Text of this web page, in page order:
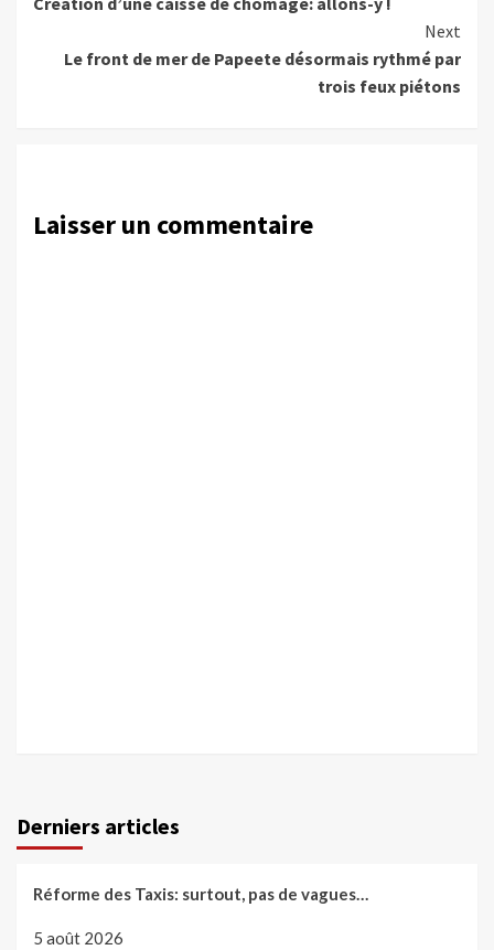
Reading
Next
Le front de mer de Papeete désormais rythmé par
trois feux piétons
Laisser un commentaire
Derniers articles
Réforme des Taxis: surtout, pas de vagues…
5 août 2026